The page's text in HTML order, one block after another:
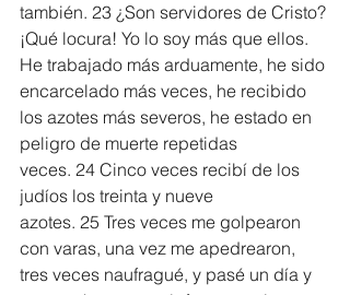
también. 23 ¿Son servidores de Cristo?
¡Qué locura! Yo lo soy más que ellos.
He trabajado más arduamente, he sido
encarcelado más veces, he recibido
los azotes más severos, he estado en
peligro de muerte repetidas
veces. 24 Cinco veces recibí de los
judíos los treinta y nueve
azotes. 25 Tres veces me golpearon
con varas, una vez me apedrearon,
tres veces naufragué, y pasé un día y